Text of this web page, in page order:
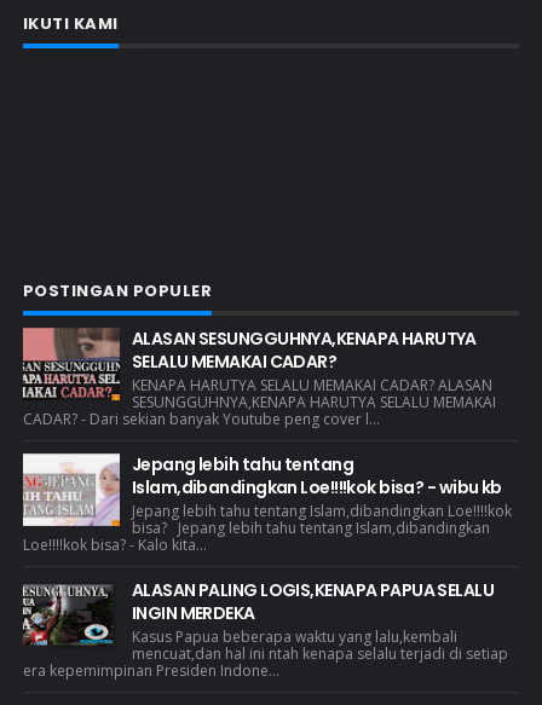
IKUTI KAMI
POSTINGAN POPULER
ALASAN SESUNGGUHNYA,KENAPA HARUTYA
SELALU MEMAKAI CADAR?
KENAPA HARUTYA SELALU MEMAKAI CADAR? ALASAN
SESUNGGUHNYA,KENAPA HARUTYA SELALU MEMAKAI
CADAR? - Dari sekian banyak Youtube peng cover l...
Jepang lebih tahu tentang
Islam,dibandingkan Loe!!!!kok bisa? - wibu kb
Jepang lebih tahu tentang Islam,dibandingkan Loe!!!!kok
bisa? Jepang lebih tahu tentang Islam,dibandingkan
Loe!!!!kok bisa? - Kalo kita...
ALASAN PALING LOGIS,KENAPA PAPUA SELALU
INGIN MERDEKA
Kasus Papua beberapa waktu yang lalu,kembali
mencuat,dan hal ini ntah kenapa selalu terjadi di setiap
era kepemimpinan Presiden Indone...